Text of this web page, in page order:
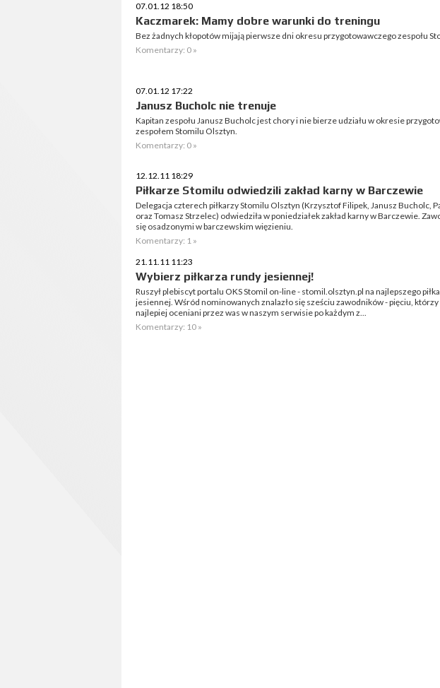
07.01.12 18:50
Kaczmarek: Mamy dobre warunki do treningu
Bez żadnych kłopotów mijają pierwsze dni okresu przygotowawczego zespołu
Komentarzy: 0 »
07.01.12 17:22
Janusz Bucholc nie trenuje
Kapitan zespołu Janusz Bucholc jest chory i nie bierze udziału w okresie
zespołem Stomilu Olsztyn.
Komentarzy: 0 »
12.12.11 18:29
Piłkarze Stomilu odwiedzili zakład karny w Barczewie
Delegacja czterech piłkarzy Stomilu Olsztyn (Krzysztof Filipek, Janusz Bucholc,
oraz Tomasz Strzelec) odwiedziła w poniedziałek zakład karny w Barczewie.
się osadzonymi w barczewskim więzieniu.
Komentarzy: 1 »
21.11.11 11:23
Wybierz piłkarza rundy jesiennej!
Ruszył plebiscyt portalu OKS Stomil on-line - stomil.olsztyn.pl na najlepszego
jesiennej. Wśród nominowanych znalazło się sześciu zawodników - pięciu,
najlepiej oceniani przez was w naszym serwisie po każdym z...
Komentarzy: 10 »